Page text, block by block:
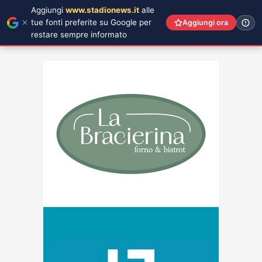
Aggiungi www.stadionews.it alle
tue fonti preferite su Google per
restare sempre informato
Aggiungi ora